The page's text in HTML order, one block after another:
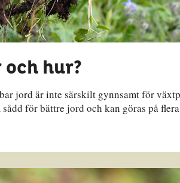
hur?
jord är inte särskilt gynnsamt för
för bättre jord och kan göras på